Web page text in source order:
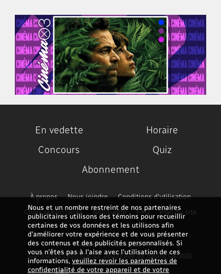
Nous et un nombre restreint de nos partenaires
publicitaires utilisons des témoins pour recueillir
certaines de vos données et les utilisons afin
d’améliorer votre expérience et de vous présenter
des contenus et des publicités personnalisés. Si
vous n'êtes pas à l'aise avec l'utilisation de ces
informations,veuillez revoir les paramètres de
confidentialité de votre appareil et de votre
En vedette
Horaire
Concours
Quiz
Abonnement
À propos Nous joindre
Conditions d'utilisation
Choix publicitaires
Nétiquette FAQ Plan du site
Problème technique ?
Consultez l'assistance technique de Radio-Canada